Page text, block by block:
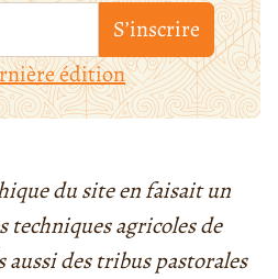
S’inscrire
édition
du site en faisait un
techniques agricoles de
aussi des tribus pastorales